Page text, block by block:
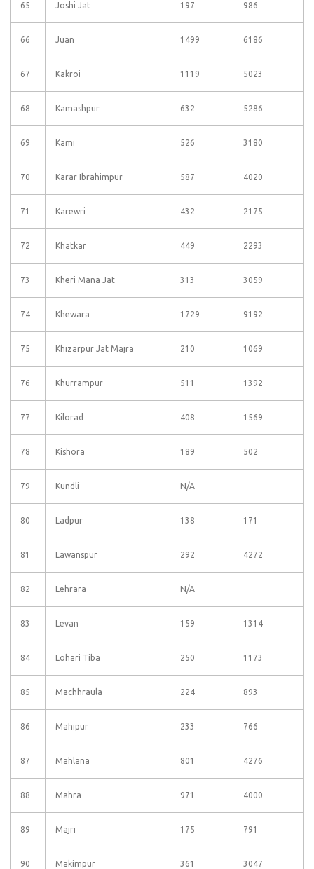
65 Joshi Jat 197 986
66 Juan 1499 6186
67 Kakroi 1119 5023
68 Kamashpur 632 5286
69 Kami 526 3180
70 Karar Ibrahimpur 587 4020
71 Karewri 432 2175
72 Khatkar 449 2293
73 Kheri Mana Jat 313 3059
74 Khewara 1729 9192
75 Khizarpur Jat Majra 210 1069
76 Khurrampur 511 1392
77 Kilorad 408 1569
78 Kishora 189 502
79 Kundli N/A
80 Ladpur 138 171
81 Lawanspur 292 4272
82 Lehrara N/A
83 Levan 159 1314
84 Lohari Tiba 250 1173
85 Machhraula 224 893
86 Mahipur 233 766
87 Mahlana 801 4276
88 Mahra 971 4000
89 Majri 175 791
90 Makimpur 361 3047